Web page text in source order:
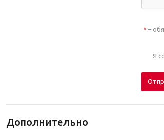
*–
Я
Дополнительно